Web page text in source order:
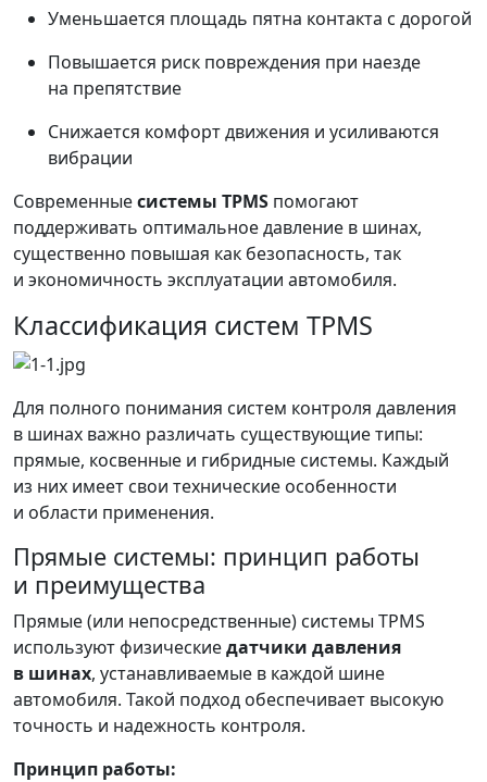
Уменьшается площадь пятна контакта с дорогой
Повышается риск повреждения при наезде
на препятствие
Снижается комфорт движения и усиливаются
вибрации
Современныесистемы TPMS помогают
поддерживать оптимальное давление в шинах,
существенно повышая как безопасность, так
и экономичность эксплуатации автомобиля.
Классификация систем TPMS
Для полного понимания систем контроля давления
в шинах важно различать существующие типы:
прямые, косвенные и гибридные системы. Каждый
из них имеет свои технические особенности
и области применения.
Прямые системы: принцип работы
и преимущества
Прямые (или непосредственные) системы TPMS
используют физическиедатчики давления
в шинах, устанавливаемые в каждой шине
автомобиля. Такой подход обеспечивает высокую
точность и надежность контроля.
Принцип работы: